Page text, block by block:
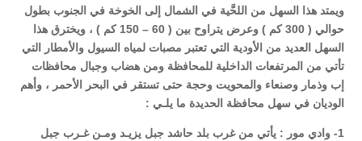
ويمتد هذا السهل من اللحَّية في الشمال إلى الخوخة في الجنوب بطول
حوالي ( 300 كم ) وعرض يتراوح بين ( 60 – 150 كم ) ، ويخترق هذا
السهل العديد من الأودية التي تعتبر مصبات لمياه السيول والأمطار التي
تأتي من المرتفعات الداخلية للمحافظة ومن هضاب وجبال محافظات
إب وذمار وصنعاء والمحويت وحجة حتى تستقر في البحر الأحمر ، وأهم
الوديان في سهل محافظة الحديدة ما يلـي :
1- وادي مور : يأتي من غرب بلد حاشد جبل يزيـد ومـن غـرب جبل